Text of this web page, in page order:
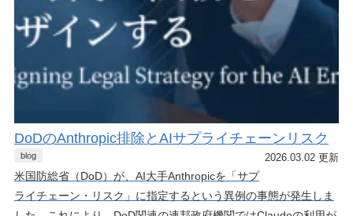
DoDのAnthropic排除とAIサプライチェーンリスク
blog 2026.03.02 更新
米国防総省（DoD）が、AI大手Anthropicを「サプ
ライチェーン・リスク」に指定するという異例の事態が発生しま